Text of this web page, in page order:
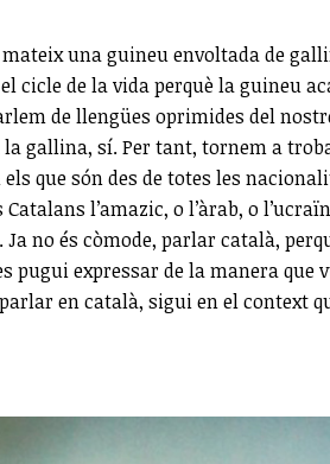
una guineu envoltada de
de la vida perquè la guineu
de llengües oprimides del
gallina, sí. Per tant, tornem a
que són des de totes les
l’amazic, o l’àrab, o
no és còmode, parlar català,
pugui expressar de la manera
en català, sigui en el context